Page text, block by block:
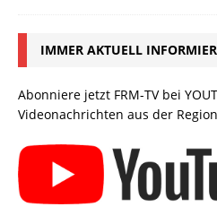
IMMER AKTUELL
Abonniere jetzt FRM-TV bei
Videonachrichten aus der